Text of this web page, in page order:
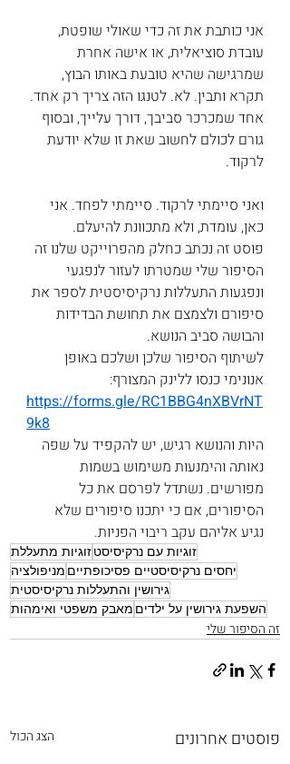
אני כותבת את זה כדי שאולי שופטת,
עובדת סוציאלית, או אישה אחרת
שמרגישה שהיא טובעת באותו הבוץ,
תקרא ותבין. לא. לטנגו הזה צריך רק אחד.
אחד שמכרכר סביבך, דורך עלייך, ובסוף
גורם לכולם לחשוב שאת זו שלא יודעת
לרקוד.
ואני סיימתי לרקוד. סיימתי לפחד. אני
כאן, עומדת, ולא מתכוונת להיעלם.
פוסט זה נכתב כחלק מהפרוייקט שלנו זה
הסיפור שלי שמטרתו לעזור לנפגעי
ונפגעות התעללות נרקיסיסטית לספר את
סיפורם ולצמצם את תחושת הבדידות
והבושה סביב הנושא.
לשיתוף הסיפור שלכן ושלכם באופן
אנונימי כנסו ללינק המצורף:
https://forms.gle/RC1BBG4nXBVrNT
9k8
היות והנושא רגיש, יש להקפיד על שפה
נאותה והימנעות משימוש בשמות
מפורשים. נשתדל לפרסם את כל
הסיפורים, אם כי יתכנו סיפורים שלא
נגיע אליהם עקב ריבוי הפניות.
זוגיות עם נרקיסיסטזוגיות מתעללת
יחסים נרקיסיסטיים פסיכופתיים מניפולציה
גירושין והתעללות נרקיסיסטית
השפעת גירושין על ילדים מאבק משפטי ואימהות
זה הסיפור שלי
פוסטים אחרונים הצג הכול